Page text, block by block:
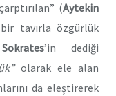
(Aytekin
tavırla özgürlük
Sokrates’in dediği
olarak ele alan
da eleştirerek